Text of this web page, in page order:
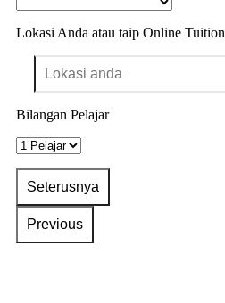
Lokasi Anda atau taip Online Tuition
Bilangan Pelajar